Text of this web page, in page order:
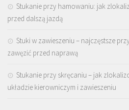
Stukanie przy hamowaniu: jak
przed dalszą jazdą
Stuki w zawieszeniu – najczęstsze
zawęzić przed naprawą
Stukanie przy skręcaniu – jak
układzie kierowniczym i zawieszeniu